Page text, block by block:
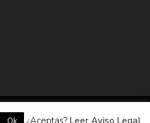
¿Aceptas? Leer Aviso Legal